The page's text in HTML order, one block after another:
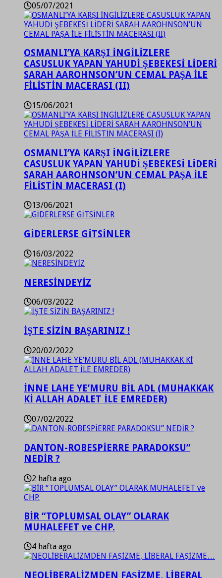
05/07/2021
OSMANLI’YA KARŞI İNGİLİZLERE
CASUSLUK YAPAN YAHUDİ ŞEBEKESİ LİDERİ
SARAH AAROHNSON’UN CEMAL PAŞA İLE
FİLİSTİN MACERASI (II)
15/06/2021
OSMANLI’YA KARŞI İNGİLİZLERE
CASUSLUK YAPAN YAHUDİ ŞEBEKESİ LİDERİ
SARAH AAROHNSON’UN CEMAL PAŞA İLE
FİLİSTİN MACERASI (I)
13/06/2021
GİDERLERSE GİTSİNLER
16/03/2022
NERESİNDEYİZ
06/03/2022
İŞTE SİZİN BAŞARINIZ !
20/02/2022
İNNE LAHE YE’MURU BİL ADL (MUHAKKAK
Kİ ALLAH ADALET İLE EMREDER)
07/02/2022
DANTON-ROBESPİERRE PARADOKSU”
NEDİR ?
2 hafta ago
BİR “TOPLUMSAL OLAY” OLARAK
MUHALEFET ve CHP.
4 hafta ago
NEOLİBERALİZMDEN FAŞİZME, LİBERAL